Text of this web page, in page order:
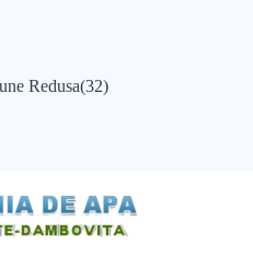
Redusa(32)